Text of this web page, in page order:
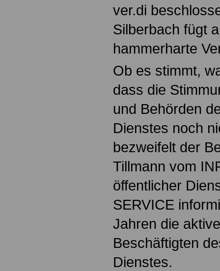
ver.di
Silberbach fügt
hammerharte
Ob es stimmt,
dass die
und Behörden
Dienstes noch
bezweifelt der
Tillmann vom
öffentlicher
SERVICE
Jahren die
Beschäftigten
Dienstes.